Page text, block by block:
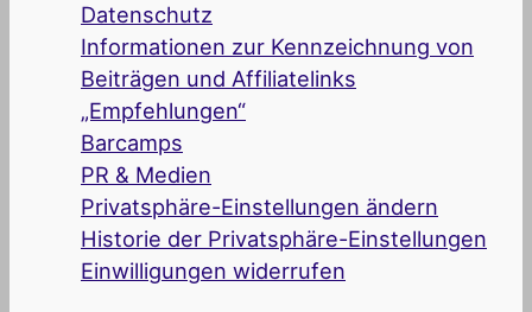
Datenschutz
Informationen zur Kennzeichnung von
Beiträgen und Affiliatelinks
„Empfehlungen“
Barcamps
PR & Medien
Privatsphäre-Einstellungen ändern
Historie der Privatsphäre-Einstellungen
Einwilligungen widerrufen